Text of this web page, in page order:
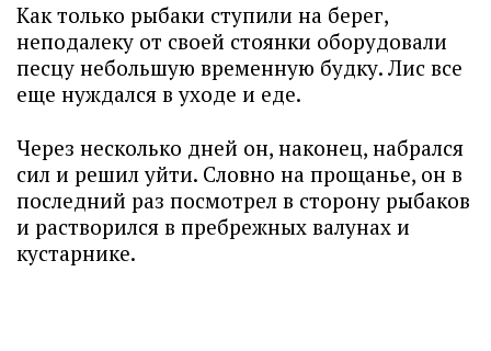
Как только рыбаки ступили на берег,
неподалеку от своей стоянки оборудовали
песцу небольшую временную будку. Лис все
еще нуждался в уходе и еде.
Через несколько дней он, наконец, набрался
сил и решил уйти. Словно на прощанье, он в
последний раз посмотрел в сторону рыбаков
и растворился в пребрежных валунах и
кустарнике.